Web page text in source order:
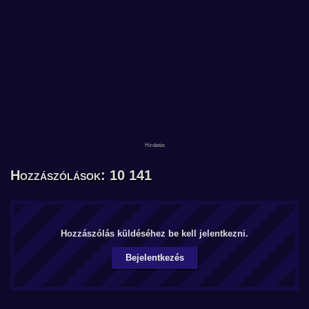
Hozzászólások: 10 141
Hozzászólás küldéséhez be kell jelentkezni.
Bejelentkezés